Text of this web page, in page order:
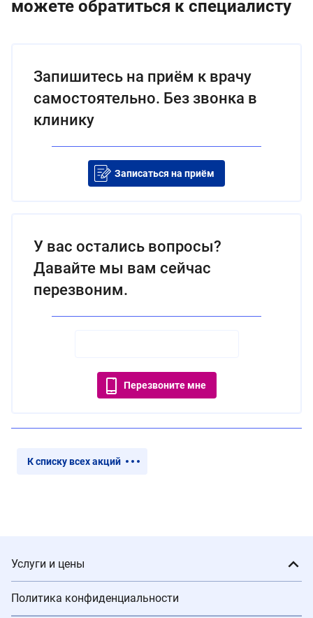
можете обратиться к специалисту
Запишитесь на приём к врачу
самостоятельно. Без звонка в
клинику
Записаться на приём
У вас остались вопросы?
Давайте мы вам сейчас
перезвоним.
Перезвоните мне
К списку всех акций
Услуги и цены
Политика конфиденциальности